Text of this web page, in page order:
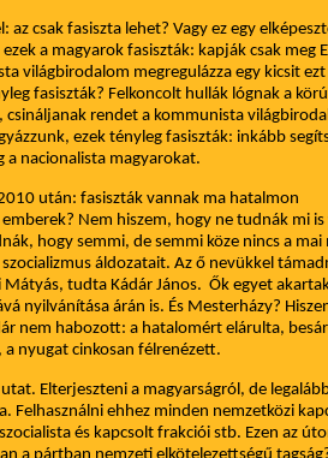
csak fasiszta lehet? Vagy ez egy
a magyarok fasiszták: kapják csak meg
világbirodalom megregulázza egy kicsit
fasiszták? Felkoncolt hullák lógnak a
rendet a kommunista
ezek tényleg fasiszták: inkább
nacionalista magyarokat.
után: fasiszták vannak ma hatalmon
Nem hiszem, hogy ne tudnák mi is
hogy semmi, de semmi köze nincs a mai
áldozatait. Az ő nevükkel
tudta Kádár János. Ők egyet
nyilvánítása árán is. És Mesterházy?
nem habozott: a hatalomért elárulta,
nyugat cinkosan félrenézett.
Elterjeszteni a magyarságról, de
ehhez minden nemzetközi
és kapcsolt frakciói stb. Ezen az